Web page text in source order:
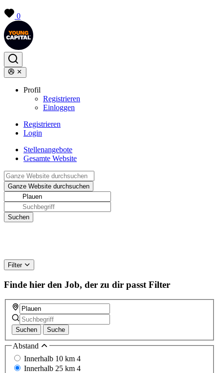
0
Profil
Registrieren
Einloggen
Registrieren
Login
Stellenangebote
Gesamte Website
Filter
Finde hier den Job, der zu dir passt Filter
Suchen Suche
Abstand
Innerhalb 10 km 4
Innerhalb 25 km 4